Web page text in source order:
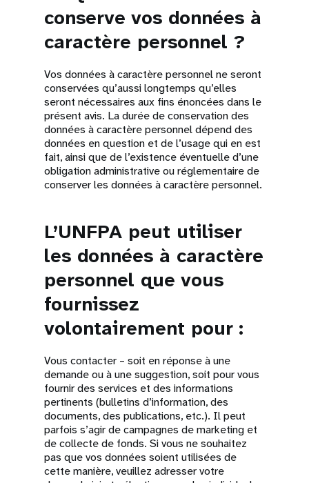
conserve vos données à
caractère personnel ?
Vos données à caractère personnel ne seront
conservées qu’aussi longtemps qu’elles
seront nécessaires aux fins énoncées dans le
présent avis. La durée de conservation des
données à caractère personnel dépend des
données en question et de l’usage qui en est
fait, ainsi que de l’existence éventuelle d’une
obligation administrative ou réglementaire de
conserver les données à caractère personnel.
L’UNFPA peut utiliser
les données à caractère
personnel que vous
fournissez
volontairement pour :
Vous contacter – soit en réponse à une
demande ou à une suggestion, soit pour vous
fournir des services et des informations
pertinents (bulletins d’information, des
documents, des publications, etc.). Il peut
parfois s’agir de campagnes de marketing et
de collecte de fonds. Si vous ne souhaitez
pas que vos données soient utilisées de
cette manière, veuillez adresser votre